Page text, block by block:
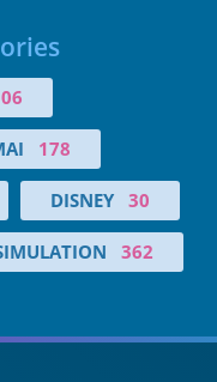
178
DISNEY 30
362